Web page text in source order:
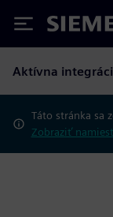
Siemens
Aktívna
Táto stránka sa
Zobraziť